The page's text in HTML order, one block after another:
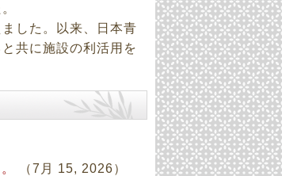
した。以来、日本青
共に施設の利活用を
（7月 15, 2026）